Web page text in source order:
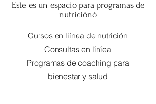
Este es un espacio para programas de
nutriciónó
Cursos en liínea de nutrición
Consultas en líníea
Programas de coaching para
bienestar y salud